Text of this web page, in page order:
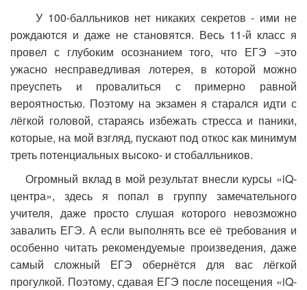
У 100-балльников нет никаких секретов - ими не
рождаются и даже не становятся. Весь 11-й класс я
провел с глубоким осознанием того, что ЕГЭ −это
ужасно несправедливая лотерея, в которой можно
преуспеть и провалиться с примерно равной
вероятностью. Поэтому на экзамен я старался идти с
лёгкой головой, стараясь избежать стресса и паники,
которые, на мой взгляд, пускают под откос как минимум
треть потенциальных высоко- и стобалльников.
Огромный вклад в мой результат внесли курсы «iQ-
центра», здесь я попал в группу замечательного
учителя, даже просто слушая которого невозможно
завалить ЕГЭ. А если выполнять все её требования и
особенно читать рекомендуемые произведения, даже
самый сложный ЕГЭ обернётся для вас лёгкой
прогулкой. Поэтому, сдавая ЕГЭ после посещения «iQ-